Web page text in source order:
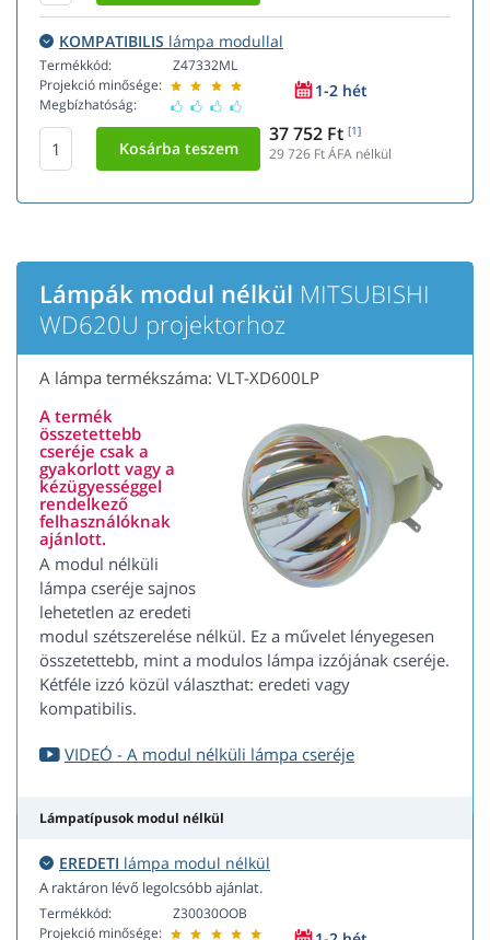
KOMPATIBILIS lámpa modullal
Termékkód:
Projekció minősége:
Megbízhatóság:
Z47332ML
1-2 hét
37 752 Ft [1]
29 726 Ft ÁFA nélkül
Lámpák modul nélkül MITSUBISHI
WD620U projektorhoz
A lámpa termékszáma: VLT-XD600LP
A termék
összetettebb
cseréje csak a
gyakorlott vagy a
kézügyességgel
rendelkező
felhasználóknak
ajánlott.
A modul nélküli
lámpa cseréje sajnos
lehetetlen az eredeti
modul szétszerelése nélkül. Ez a művelet lényegesen
összetettebb, mint a modulos lámpa izzójának cseréje.
Kétféle izzó közül választhat: eredeti vagy
kompatibilis.
VIDEÓ - A modul nélküli lámpa cseréje
Lámpatípusok modul nélkül
EREDETI lámpa modul nélkül
A raktáron lévő legolcsóbb ajánlat.
Termékkód:
Projekció minősége:
Z30030OOB